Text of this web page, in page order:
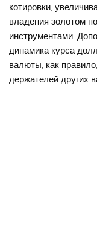
котировки,
владения золотом
инструментами.
динамика курса
валюты, как
держателей других